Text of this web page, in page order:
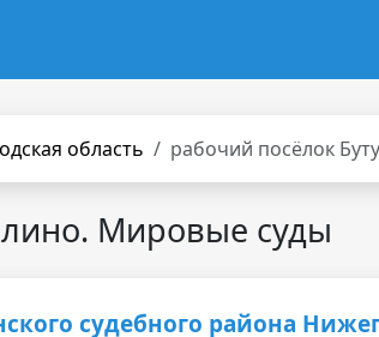
область рабочий посёлок
Мировые суды
судебного района